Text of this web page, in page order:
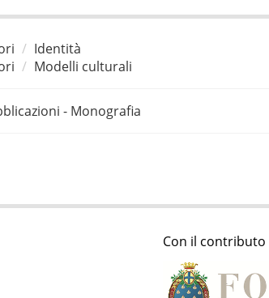
Identità
Modelli culturali
- Monografia
Con il contributo